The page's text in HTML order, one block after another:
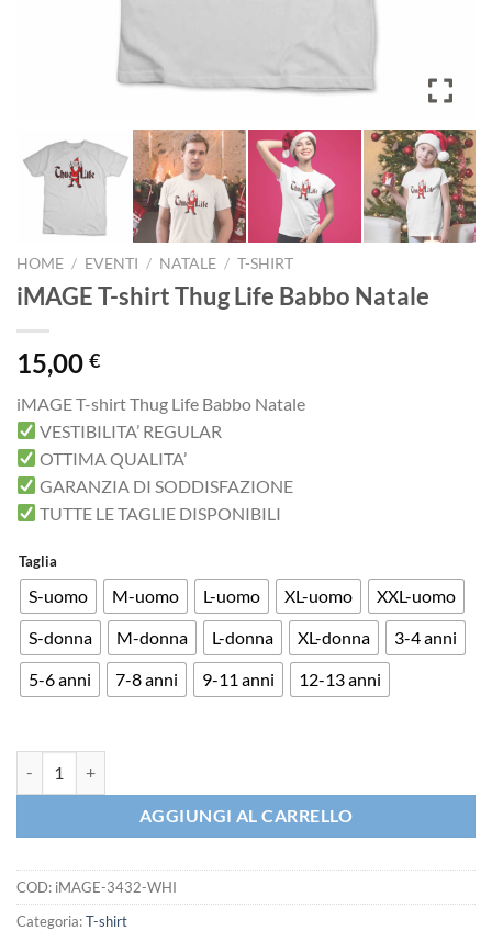
HOME / EVENTI / NATALE / T-SHIRT
iMAGE T-shirt Thug Life Babbo Natale
15,00 €
iMAGE T-shirt Thug Life Babbo Natale
VESTIBILITA’ REGULAR
OTTIMA QUALITA’
GARANZIA DI SODDISFAZIONE
TUTTE LE TAGLIE DISPONIBILI
Taglia
S-uomo M-uomo L-uomo XL-uomo
XXL-uomo
S-donna
M-donna L-donna XL-donna
3-4 anni
5-6 anni
7-8 anni 9-11 anni 12-13 anni
AGGIUNGI AL CARRELLO
COD: iMAGE-3432-WHI
Categoria:T-shirt